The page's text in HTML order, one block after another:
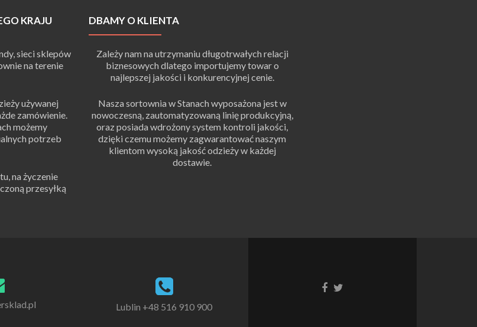
KRAJU
sieci sklepów
na terenie
używanej
zamówienie.
możemy
potrzeb
na życzenie
przesyłką
DBAMY O KLIENTA
Zależy nam na utrzymaniu długotrwałych relacji
biznesowych dlatego importujemy towar o
najlepszej jakości i konkurencyjnej cenie.
Nasza sortownia w Stanach wyposażona jest w
nowoczesną, zautomatyzowaną linię produkcyjną,
oraz posiada wdrożony system kontroli jakości,
dzięki czemu możemy zagwarantować naszym
klientom wysoką jakość odzieży w każdej
dostawie.
Lublin +48 516 910 900